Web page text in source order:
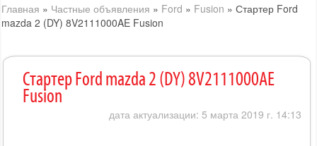
Главная » Частные объявления » Ford » Fusion » Стартер Ford
mazda 2 (DY) 8V2111000AE Fusion
Стартер Ford mazda 2 (DY) 8V2111000AE
Fusion
дата актуализации: 5 марта 2019 г. 14:13